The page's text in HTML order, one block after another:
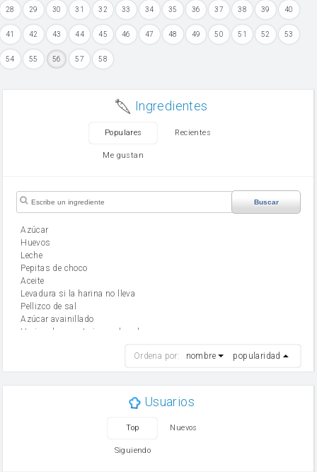
28 29 30 31 32 33 34 35 36 37 38 39 40
41 42 43 44 45 46 47 48 49 50 51 52 53
54 55 56 57 58
Ingredientes
Populares Recientes
Me gustan
Buscar
Azúcar
huevos
leche
Pepitas de choco
aceite
Levadura si la harina no lleva
Pellizco de sal
Azúcar avainillado
Harina de reposteria con levadura
mantequilla
Ordena por: nombre popularidad
Usuarios
Top Nuevos
Siguiendo